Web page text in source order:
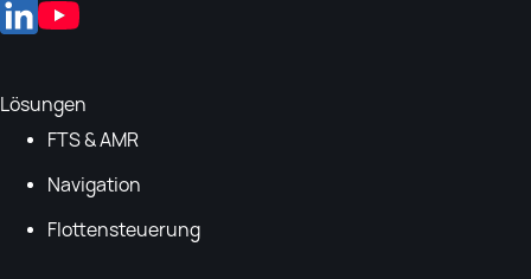
Lösungen
FTS & AMR
Navigation
Flottensteuerung